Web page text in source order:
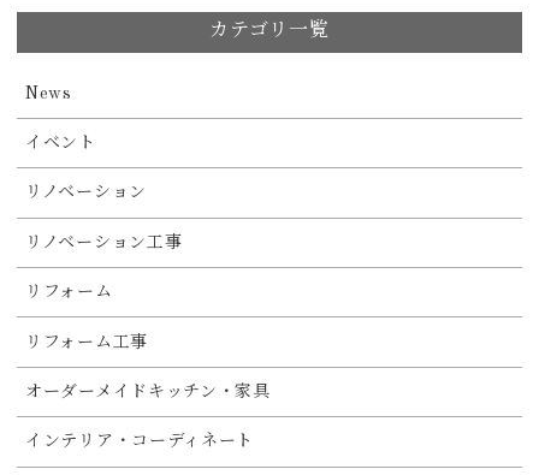
カテゴリ一覧
News
イベント
リノベーション
リノベーション工事
リフォーム
リフォーム工事
オーダーメイドキッチン・家具
インテリア・コーディネート